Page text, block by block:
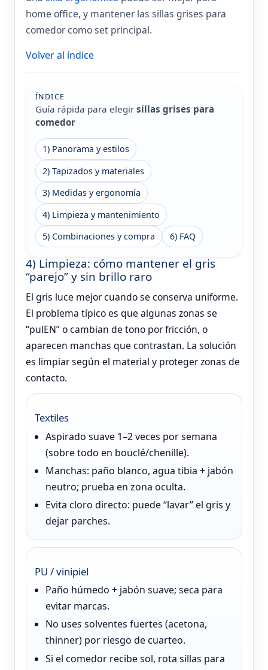
home office, y mantener las sillas grises para
comedor como set principal.
Volver al índice
ÍNDICE
Guía rápida para elegir sillas grises para
comedor
1) Panorama y estilos
2) Tapizados y materiales
3) Medidas y ergonomía
4) Limpieza y mantenimiento
5) Combinaciones y compra
6) FAQ
4) Limpieza: cómo mantener el gris
“parejo” y sin brillo raro
El gris luce mejor cuando se conserva uniforme.
El problema típico es que algunas zonas se
“pulEN” o cambian de tono por fricción, o
aparecen manchas que contrastan. La solución
es limpiar según el material y proteger zonas de
contacto.
Textiles
Aspirado suave 1–2 veces por semana
(sobre todo en bouclé/chenille).
Manchas: paño blanco, agua tibia + jabón
neutro; prueba en zona oculta.
Evita cloro directo: puede “lavar” el gris y
dejar parches.
PU / vinipiel
Paño húmedo + jabón suave; seca para
evitar marcas.
No uses solventes fuertes (acetona,
thinner) por riesgo de cuarteo.
Si el comedor recibe sol, rota sillas para